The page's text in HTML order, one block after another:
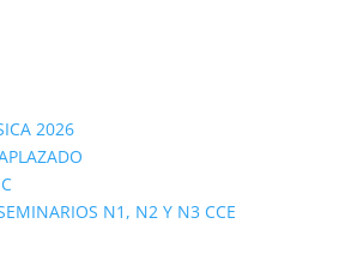
2026
N1, N2 Y N3 CCE